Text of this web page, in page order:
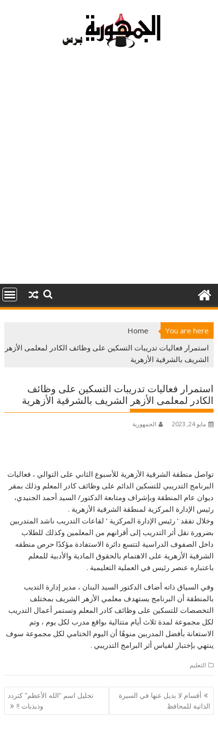
You are here
Home
استمرار فعاليات تدريبات التسكين على وظائف الكادر لمعلمى الأزهر
الشريف بالشرقية الأزهرية
استمرار فعاليات تدريبات التسكين على وظائف
الكادر لمعلمى الأزهر الشريف بالشرقية الأزهرية
مايو 24, 2023 الجمهورية
تواصل منطقة الشرقية الأزهرية للأسبوع الثاني على التوالي ، فعاليات
البرنامج التدريبي للتسكين الدائم على وظائف كادر المعلم وذلك بمقر
ديوان عام المنطقة وبإشراف ومتابعة الدكتور/ السيد أحمد الجنيدي،
رئيس الإدارة المركزية لمنطقة الشرقية الأزهرية .
وخلال تفقد ‘ رئيس الإدارة المركزية ‘ لقاعات التدريب ناشد المتدربين
بضرورة نقل أثر التدريب إلى أقرانهم من المعلمين وكذلك للطلاب
داخل الصفوف الدراسية لتتسع دائرة الاستفادة مؤكدًا حرص منطقه
الشرقية الأزهرية على الاهتمام بالحقوق المادية والأدبية للمعلم
باعتباره عنصر رئيس في العملية التعليمية .
وفي السياق ذاته أضاف الدكتور السيد البنان ، مدير إدارة التديب
بالمنطقة أن البرنامج يستهدف معلمي الأزهر الشريف بمختلف
التخصصات للتسكين على وظائف كادر المعلم وتستمر أعمال التدريب
لكل مجموعة لمدة ثلاث أيام متتالية بواقع مدرب لكل يوم ، وتم
الاستعانة بأفضل المدربين منوهًا أن اليوم الختامي لكل مجموعة سوف
ينتهي بإختبار لقياس أثر البرامج التدريبي .
التعليم
تصفّح
المقالات
أقسام لا بديل عنها في السيرة
الذاتية للمحافظ
تحليل اسم “الله الأعظم” كتردد
وذبذبات !!